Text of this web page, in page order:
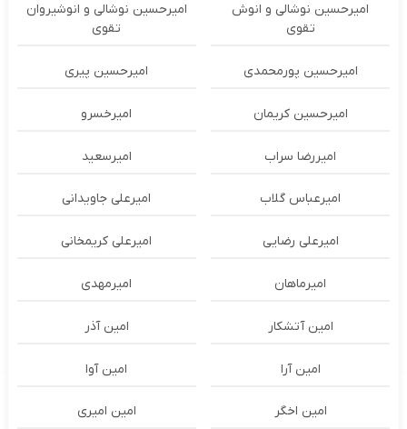
امیرحسین نوشالی و انوش
تقوی
امیرحسین نوشالی و انوشیروان
تقوی
امیرحسین پورمحمدی امیرحسین پیری
امیرحسین کریمان امیرخسرو
امیررضا سراب امیرسعید
امیرعباس گلاب امیرعلی جاویدانی
امیرعلی رضایی امیرعلی کریمخانی
امیرماهان امیرمهدی
امین آتشکار امین آذر
امین آرا امین آوا
امین اخگر امین امیری